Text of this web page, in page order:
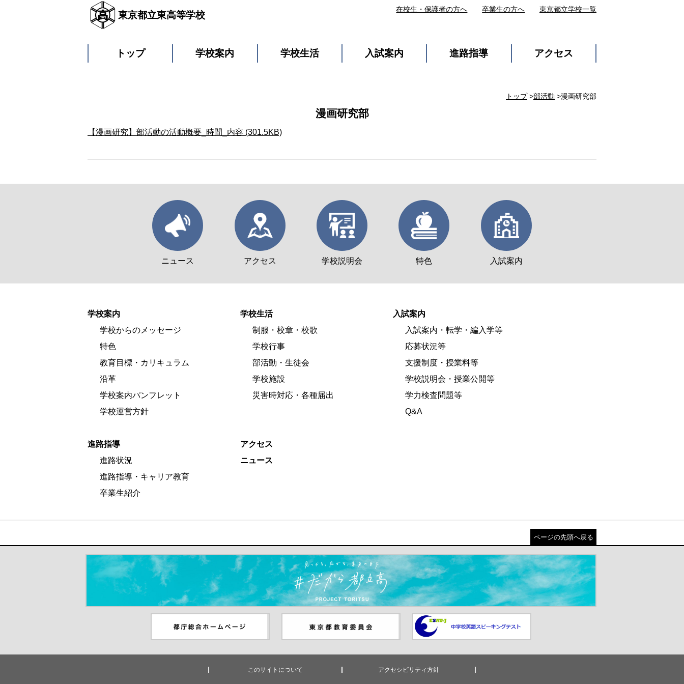
東京都立東高等学校
トップ 学校案内 学校生活 入試案内 進路指導 アクセス
在校生・保護者の方へ 卒業生の方へ 東京都立学校一覧
トップ>部活動 >漫画研究部
漫画研究部
【漫画研究】部活動の活動概要_時間_内容 (301.5KB)
ニュース アクセス 学校説明会 特色 入試案内
学校案内
学校からのメッセージ
特色
教育目標・カリキュラム
沿革
学校案内パンフレット
学校運営方針
学校生活
制服・校章・校歌
学校行事
部活動・生徒会
学校施設
災害時対応・各種届出
入試案内
入試案内・転学・編入学等
応募状況等
支援制度・授業料等
学校説明会・授業公開等
学力検査問題等
Q&A
進路指導
進路状況
進路指導・キャリア教育
卒業生紹介
アクセス
ニュース
ページの先頭へ戻る
＃だから都立高（別ウインドウが開きます）
ンドウが開きます）
ウが開きます）
中学校英語スピーキングテスト
（別ウインドウが開きます）
このサイトについて アクセシビリティ方針